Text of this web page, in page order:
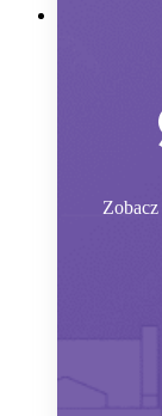
Zobacz